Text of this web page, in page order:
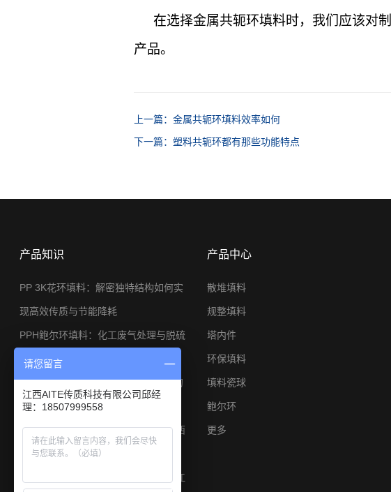
在选择金属共轭环填料时，我们应该对
产品。
上一篇：金属共轭环填料效率如何
下一篇：塑料共轭环都有那些功能特点
产品知识
PP 3K花环填料：解密独特结构如何实
现高效传质与节能降耗
PPH鲍尔环填料：化工废气处理与脱硫
系统的节能利器
φ25金属矩鞍环：小塔径高分离工况的
应用与选型思路
陶瓷矩鞍环填料焦炉煤气脱硫专用江西
艾特厂家
陶瓷鲍尔环填料硫酸干燥塔耐酸散堆江
产品中心
散堆填料
规整填料
塔内件
环保填料
填料瓷球
鲍尔环
更多
请您留言
江西AITE传质科技有限公司邱经
理：18507999558